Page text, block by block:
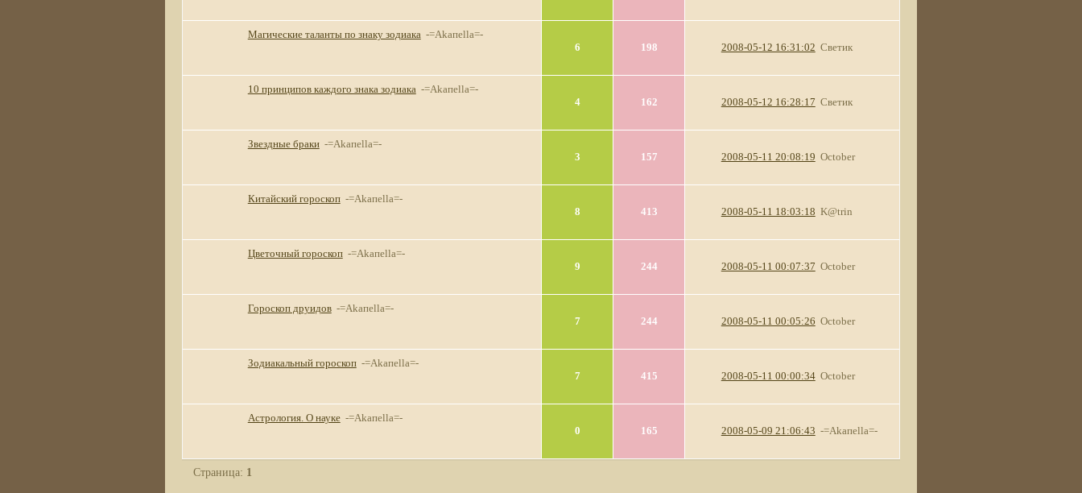
Магические таланты по знаку зодиака -=Akaпella=-
6
198 2008-05-12 16:31:02 Светик
10 принципов каждого знака зодиака -=Akaпella=-
4
162 2008-05-12 16:28:17 Светик
Звездные браки -=Akaпella=-
3
157 2008-05-11 20:08:19 October
Китайский гороскоп -=Akaпella=-
8
413 2008-05-11 18:03:18 K@trin
Цветочный гороскоп -=Akaпella=-
9
244 2008-05-11 00:07:37 October
Гороскоп друидов -=Akaпella=-
7
244 2008-05-11 00:05:26 October
Зодиакальный гороскоп -=Akaпella=-
7
415 2008-05-11 00:00:34 October
Астрология. О науке -=Akaпella=-
0
165 2008-05-09 21:06:43 -=Akaпella=-
Страница: 1